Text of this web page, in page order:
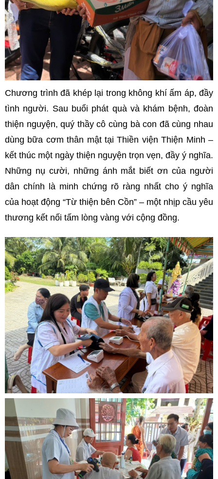
Chương trình đã khép lại trong không khí ấm áp, đầy
tình người. Sau buổi phát quà và khám bệnh, đoàn
thiện nguyện, quý thầy cô cùng bà con đã cùng nhau
dùng bữa cơm thân mật tại Thiền viện Thiện Minh –
kết thúc một ngày thiện nguyện trọn vẹn, đầy ý nghĩa.
Những nụ cười, những ánh mắt biết ơn của người
dân chính là minh chứng rõ ràng nhất cho ý nghĩa
của hoạt động “Từ thiện bên Cồn” – một nhịp cầu yêu
thương kết nối tấm lòng vàng với cộng đồng.